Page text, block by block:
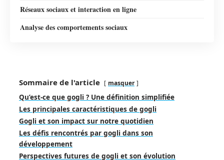
Réseaux sociaux et interaction en ligne
Analyse des comportements sociaux
Sommaire de l'article masquer
Qu’est-ce que gogli ? Une définition simplifiée
Les principales caractéristiques de gogli
Gogli et son impact sur notre quotidien
Les défis rencontrés par gogli dans son
développement
Perspectives futures de gogli et son évolution